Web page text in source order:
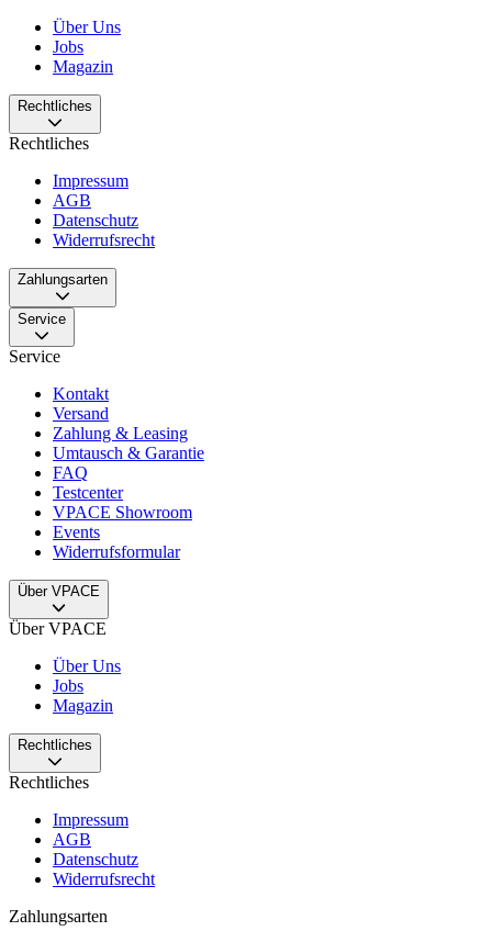
Über Uns
Jobs
Magazin
Rechtliches
Rechtliches
Impressum
AGB
Datenschutz
Widerrufsrecht
Zahlungsarten
Service
Service
Kontakt
Versand
Zahlung & Leasing
Umtausch & Garantie
FAQ
Testcenter
VPACE Showroom
Events
Widerrufsformular
Über VPACE
Über VPACE
Über Uns
Jobs
Magazin
Rechtliches
Rechtliches
Impressum
AGB
Datenschutz
Widerrufsrecht
Zahlungsarten